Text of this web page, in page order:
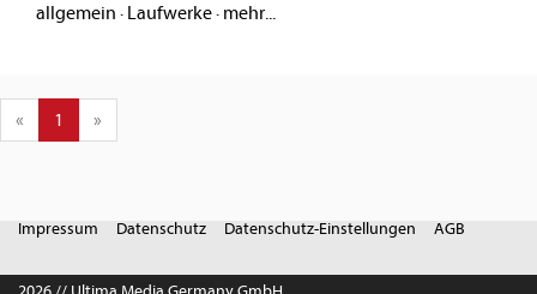
allgemein · Laufwerke· mehr...
« 1 »
Impressum Datenschutz Datenschutz-Einstellungen AGB